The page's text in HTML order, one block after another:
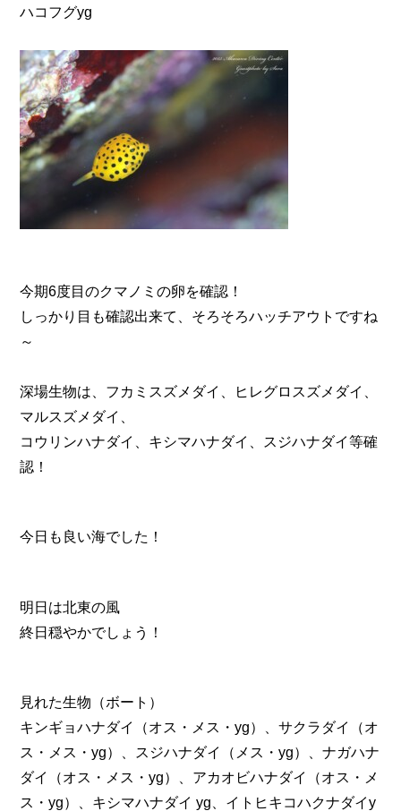
ハコフグyg
今期6度目のクマノミの卵を確認！
しっかり目も確認出来て、そろそろハッチアウトですね
～
深場生物は、フカミスズメダイ、ヒレグロスズメダイ、
マルスズメダイ、
コウリンハナダイ、キシマハナダイ、スジハナダイ等確
認！
今日も良い海でした！
明日は北東の風
終日穏やかでしょう！
見れた生物（ボート）
キンギョハナダイ（オス・メス・yg）、サクラダイ（オ
ス・メス・yg）、スジハナダイ（メス・yg）、ナガハナ
ダイ（オス・メス・yg）、アカオビハナダイ（オス・メ
ス・yg）、キシマハナダイ yg、イトヒキコハクナダイy